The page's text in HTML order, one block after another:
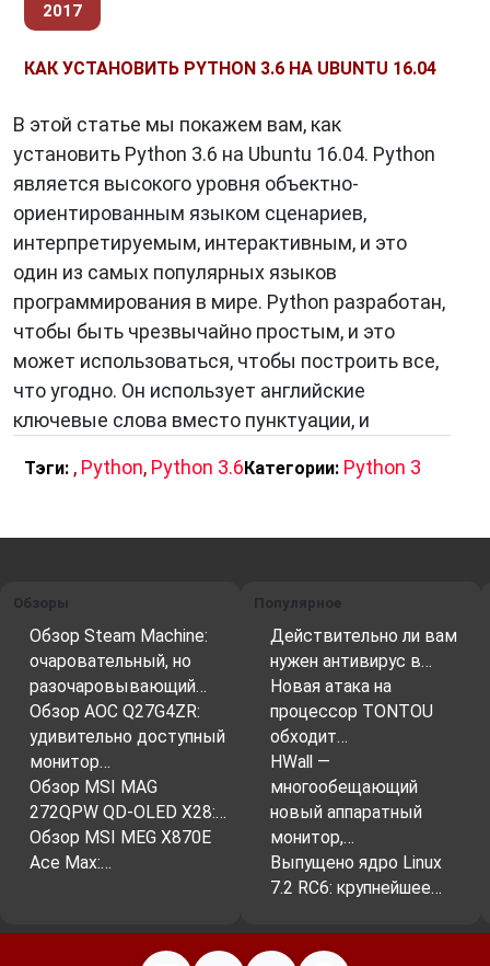
2017
КАК УСТАНОВИТЬ PYTHON 3.6 НА UBUNTU 16.04
В этой статье мы покажем вам, как
установить Python 3.6 на Ubuntu 16.04. Python
является высокого уровня объектно-
ориентированным языком сценариев,
интерпретируемым, интерактивным, и это
один из самых популярных языков
программирования в мире. Python разработан,
чтобы быть чрезвычайно простым, и это
может использоваться, чтобы построить все,
что угодно. Он использует английские
ключевые слова вместо пунктуации, и
Тэги: , Python, Python 3.6Категории: Python 3
Обзоры
Обзор Steam Machine:
очаровательный, но
разочаровывающий…
Обзор AOC Q27G4ZR:
удивительно доступный
монитор…
Обзор MSI MAG
272QPW QD-OLED X28:…
Обзор MSI MEG X870E
Ace Max:…
Популярное
Действительно ли вам
нужен антивирус в…
Новая атака на
процессор TONTOU
обходит…
HWall —
многообещающий
новый аппаратный
монитор,…
Выпущено ядро Linux
7.2 RC6: крупнейшее…